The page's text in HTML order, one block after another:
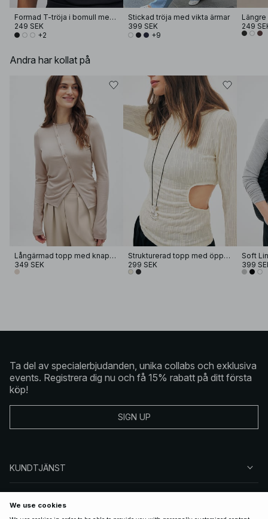
Formad T-tröja i bomull med trattkrage
249 SEK
+2
Stickad tröja med vikta ärmar
399 SEK
+9
249
Andra har kollat på
Långärmad topp med knappar
349 SEK
Strukturerad topp med öppna partier
299 SEK
399
Ta del av specialerbjudanden, unika collabs och exklusiva
events. Registrera dig nu och få 15% rabatt på ditt första
köp!
SIGN UP
KUNDTJÄNST